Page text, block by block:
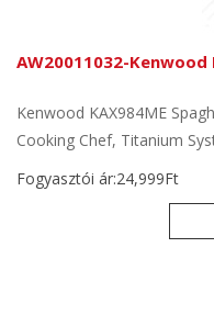
AW20011032-
Kenwood KAX984ME
Cooking Chef, Titanium
Fogyasztói ár:24,999Ft